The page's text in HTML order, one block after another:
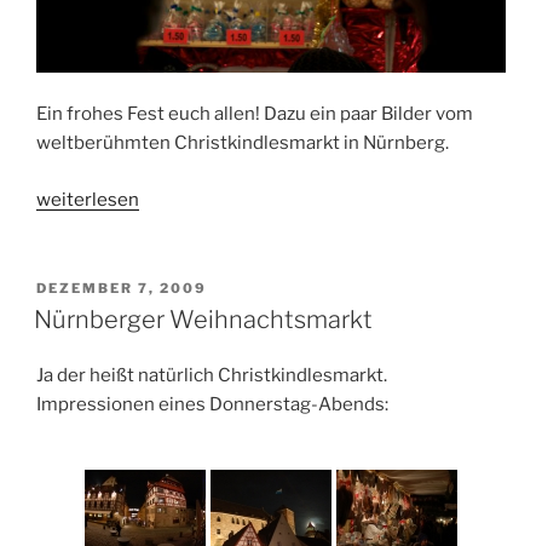
Ein frohes Fest euch allen! Dazu ein paar Bilder vom
weltberühmten Christkindlesmarkt in Nürnberg.
„Christkindlesmarkt
weiterlesen
VERÖFFENTLICHT
AM
DEZEMBER 7, 2009
Nürnberger Weihnachtsmarkt
Ja der heißt natürlich Christkindlesmarkt.
Impressionen eines Donnerstag-Abends: